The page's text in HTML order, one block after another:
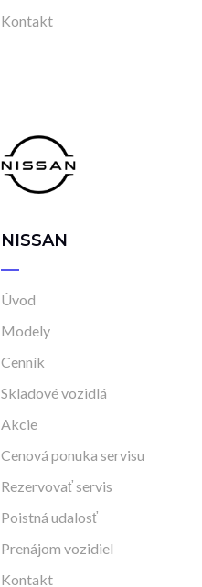
Kontakt
NISSAN
Úvod
Modely
Cenník
Skladové vozidlá
Akcie
Cenová ponuka servisu
Rezervovať servis
Poistná udalosť
Prenájom vozidiel
Kontakt